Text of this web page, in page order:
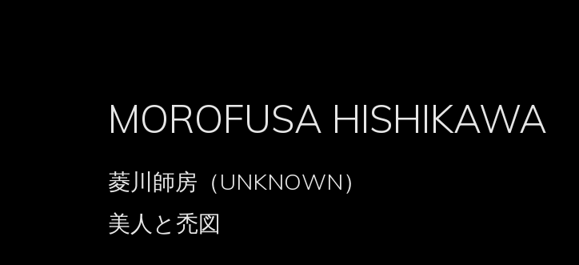
MOROFUSA HISHIKAWA
菱川師房（UNKNOWN）
美人と禿図